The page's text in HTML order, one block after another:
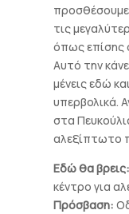
προσθέσουμε
τις
όπως επίσης
Αυτό την
μένεις εδώ
υπερβολικά.
στα
αλεξίπτωτο
Εδώ θα βρεις:
κέντρο για
Πρόσβαση: